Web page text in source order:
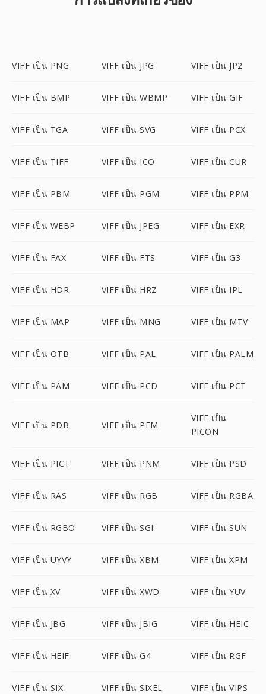
VIFF เป็น PNG VIFF เป็น JPG VIFF เป็น JP2
VIFF เป็น BMP VIFF เป็น WBMP VIFF เป็น GIF
VIFF เป็น TGA VIFF เป็น SVG VIFF เป็น PCX
VIFF เป็น TIFF VIFF เป็น ICO VIFF เป็น CUR
VIFF เป็น PBM VIFF เป็น PGM VIFF เป็น PPM
VIFF เป็น WEBP VIFF เป็น JPEG VIFF เป็น EXR
VIFF เป็น FAX VIFF เป็น FTS VIFF เป็น G3
VIFF เป็น HDR VIFF เป็น HRZ VIFF เป็น IPL
VIFF เป็น MAP VIFF เป็น MNG VIFF เป็น MTV
VIFF เป็น OTB VIFF เป็น PAL VIFF เป็น PALM
VIFF เป็น PAM VIFF เป็น PCD VIFF เป็น PCT
VIFF เป็น PDB VIFF เป็น PFM
VIFF เป็น
PICON
VIFF เป็น PICT VIFF เป็น PNM VIFF เป็น PSD
VIFF เป็น RAS VIFF เป็น RGB VIFF เป็น RGBA
VIFF เป็น RGBO VIFF เป็น SGI VIFF เป็น SUN
VIFF เป็น UYVY VIFF เป็น XBM VIFF เป็น XPM
VIFF เป็น XV VIFF เป็น XWD VIFF เป็น YUV
VIFF เป็น JBG VIFF เป็น JBIG VIFF เป็น HEIC
VIFF เป็น HEIF VIFF เป็น G4 VIFF เป็น RGF
VIFF เป็น SIX VIFF เป็น SIXEL VIFF เป็น VIPS